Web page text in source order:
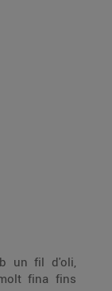
un fil d'oli,
fina fins